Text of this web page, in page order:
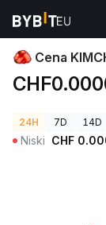
Ceny kryptowalut
Cena
24H 7D 14D
Niski CHF